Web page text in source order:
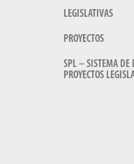
LEGISLATIVAS
PROYECTOS
SPL – SISTEMA DE
PROYECTOS